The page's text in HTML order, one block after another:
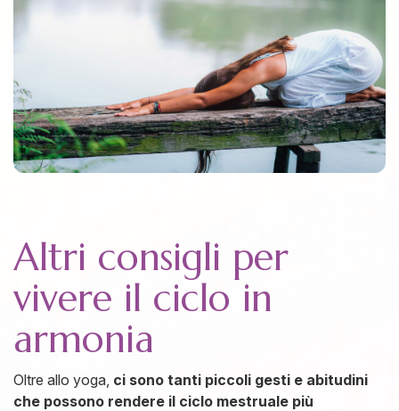
Altri consigli per
vivere il ciclo in
armonia
Oltre allo yoga, ci sono tanti piccoli gesti e abitudini
che possono rendere il ciclo mestruale più